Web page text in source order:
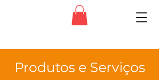
Produtos e Serviços